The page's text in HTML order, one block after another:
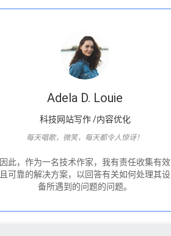
Adela D. Louie
科技网站写作 /内容优化
每天唱歌，微笑，每天都令人惊讶！
因此，作为一名技术作家，我有责任收集有效
且可靠的解决方案，以回答有关如何处理其设
备所遇到的问题的问题。